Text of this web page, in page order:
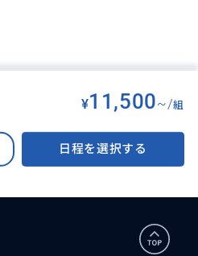
¥11,500~/組
日程を選択する
TRAVEL> ハノイオプショナルツアー>
ービス、複数のツアーを予約する必要は
をすべて効率よく観光することができま
す。